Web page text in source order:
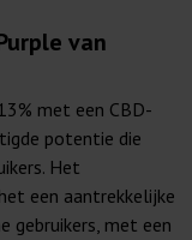
van
met een CBD-
potentie die
Het
een aantrekkelijke
gebruikers, met een